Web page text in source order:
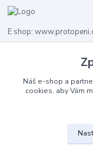
E shop:
+420 483 710
info@protopeni.cz
Náš e-shop a
cookies, aby Vám